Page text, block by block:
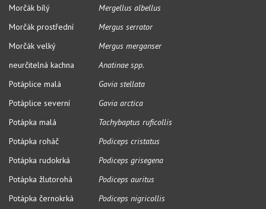
Morčák bílý
Mergellus albellus
Morčák prostřední
Mergus serrator
Morčák velký
Mergus merganser
neurčitelná kachna
Anatinae spp.
Potáplice malá
Gavia stellata
Potáplice severní
Gavia arctica
Potápka malá
Tachybaptus ruficollis
Potápka roháč
Podiceps cristatus
Potápka rudokrká
Podiceps grisegena
Potápka žlutorohá
Podiceps auritus
Potápka černokrká
Podiceps nigricollis